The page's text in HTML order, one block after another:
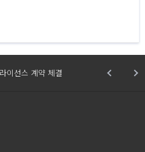
이선스 계약 체결